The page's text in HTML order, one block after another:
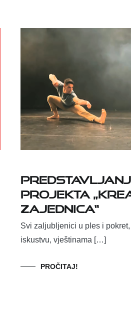
PROJEKTA
ZAJEDNICA“
Svi zaljubljenici u ples i
iskustvu, vještinama […]
PROČITAJ!